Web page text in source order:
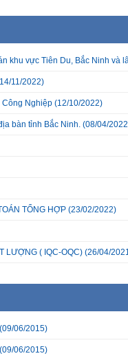
khu vực Tiên Du, Bắc Ninh và
11/2022)
Công Nghiệp (12/10/2022)
bàn tỉnh Bắc Ninh. (08/04/
TỔNG HỢP (23/02/2022)
LƯỢNG ( IQC-OQC) (26/04/
(09/06/2015)
(09/06/2015)